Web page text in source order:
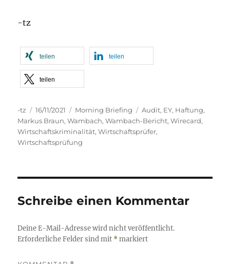
-tz
teilen teilen
teilen
Autor
-tz
Veröffentlicht
am
16/11/2021 Kategorien
Morning Briefing Schlagwörter
Audit, EY, Haftung,
Markus Braun,Wambach,Wambach-Bericht,Wirecard,
Wirtschaftskriminalität,Wirtschaftsprüfer,
Wirtschaftsprüfung
Schreibe einen Kommentar
Deine E-Mail-Adresse wird nicht veröffentlicht.
Erforderliche Felder sind mit *markiert